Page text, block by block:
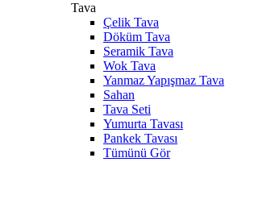
Tava
Çelik Tava
Döküm Tava
Seramik Tava
Wok Tava
Yanmaz Yapışmaz Tava
Sahan
Tava Seti
Yumurta Tavası
Pankek Tavası
Tümünü Gör